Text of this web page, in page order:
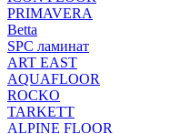
PRIMAVERA
Betta
SPC ламинат
ART EAST
AQUAFLOOR
ROCKO
TARKETT
ALPINE FLOOR